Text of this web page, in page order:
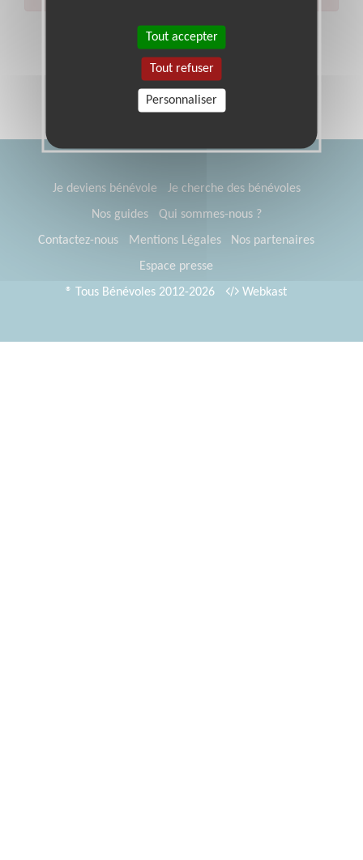
Je deviens bénévole
Je cherche des bénévoles
Nos guides
Qui sommes-nous ?
Contactez-nous
Mentions Légales
Nos partenaires
Espace presse
® Tous Bénévoles 2012-2026
Webkast
Tout accepter
Tout refuser
Personnaliser